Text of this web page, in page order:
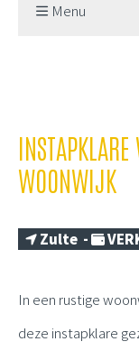
Menu
WOONWIJK
Zulte -
In een rustige
deze instapklare